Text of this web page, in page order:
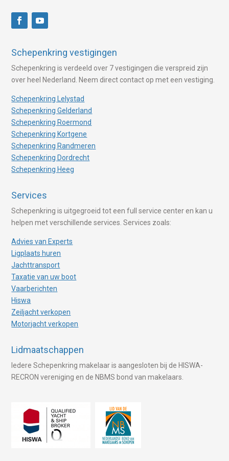
Schepenkring vestigingen
Schepenkring is verdeeld over 7 vestigingen die verspreid zijn
over heel Nederland. Neem direct contact op met een vestiging.
Schepenkring Lelystad
Schepenkring Gelderland
Schepenkring Roermond
Schepenkring Kortgene
Schepenkring Randmeren
Schepenkring Dordrecht
Schepenkring Heeg
Services
Schepenkring is uitgegroeid tot een full service center en kan u
helpen met verschillende services. Services zoals:
Advies van Experts
Ligplaats huren
Jachttransport
Taxatie van uw boot
Vaarberichten
Hiswa
Zeiljacht verkopen
Motorjacht verkopen
Lidmaatschappen
Iedere Schepenkring makelaar is aangesloten bij de HISWA-
RECRON vereniging en de NBMS bond van makelaars.